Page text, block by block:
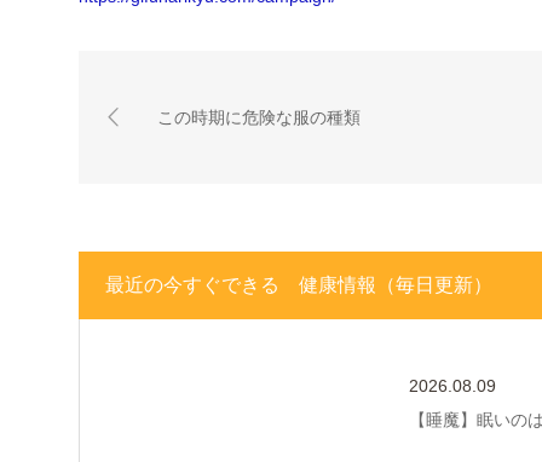
この時期に危険な服の種類
最近の今すぐできる 健康情報（毎日更新）
2026.08.09
【睡魔】眠いの